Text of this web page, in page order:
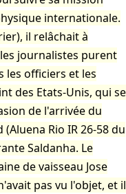
internationale.
il relâchait à
journalistes purent
les officiers et les
des Etats-Unis, qui se
de l'arrivée du
Rio IR 26-58 du
Saldanha. Le
de vaisseau Jose
pas vu l'objet, et il